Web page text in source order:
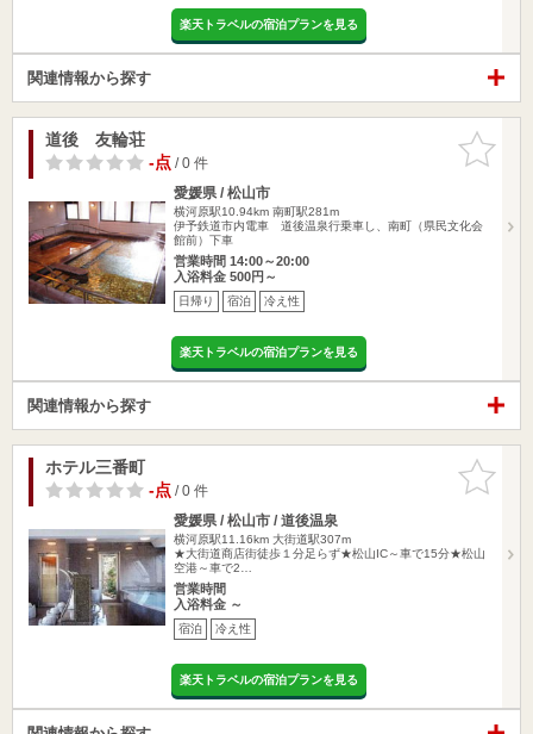
楽天トラベルの宿泊プランを見る
関連情報から探す
お気に入
りに追加
道後 友輪荘
-点/ 0 件
愛媛県 / 松山市
横河原駅10.94km 南町駅281m
伊予鉄道市内電車 道後温泉行乗車し、南町（県民文化会
館前）下車
営業時間 14:00～20:00
入浴料金 500円～
日帰り 宿泊 冷え性
楽天トラベルの宿泊プランを見る
関連情報から探す
お気に入
りに追加
ホテル三番町
-点/ 0 件
愛媛県 / 松山市 / 道後温泉
横河原駅11.16km 大街道駅307m
★大街道商店街徒歩１分足らず★松山IC～車で15分★松山
空港～車で2…
営業時間
入浴料金 ～
宿泊 冷え性
楽天トラベルの宿泊プランを見る